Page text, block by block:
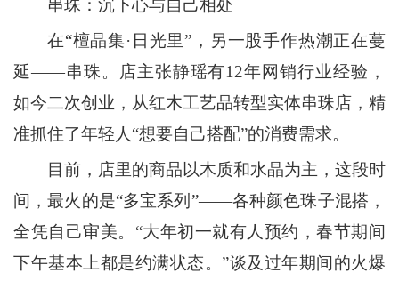
串珠：沉下心与自己相处
在“檀晶集·日光里”，另一股手作热潮正在蔓
延——串珠。店主张静瑶有12年网销行业经验，
如今二次创业，从红木工艺品转型实体串珠店，精
准抓住了年轻人“想要自己搭配”的消费需求。
目前，店里的商品以木质和水晶为主，这段时
间，最火的是“多宝系列”——各种颜色珠子混搭，
全凭自己审美。“大年初一就有人预约，春节期间
下午基本上都是约满状态。”谈及过年期间的火爆